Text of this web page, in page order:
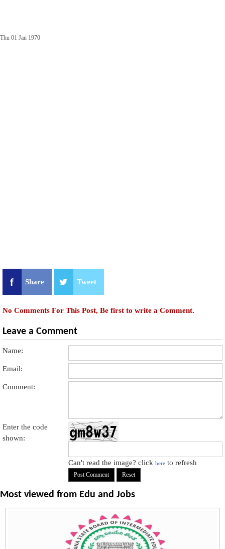
Thu 01 Jan 1970
Share Tweet
No Comments For This Post, Be first to write a Comment.
Leave a Comment
Name:
Email:
Comment:
Enter the code
shown:
Can't read the image? clickhere to refresh
Most viewed from Edu and Jobs